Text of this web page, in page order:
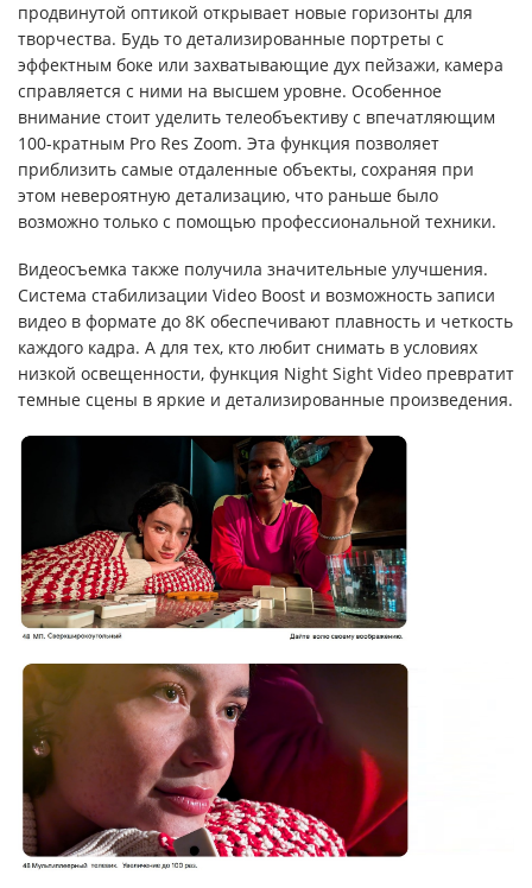
продвинутой оптикой открывает новые горизонты для
творчества. Будь то детализированные портреты с
эффектным боке или захватывающие дух пейзажи, камера
справляется с ними на высшем уровне. Особенное
внимание стоит уделить телеобъективу с впечатляющим
100-кратным Pro Res Zoom. Эта функция позволяет
приблизить самые отдаленные объекты, сохраняя при
этом невероятную детализацию, что раньше было
возможно только с помощью профессиональной техники.
Видеосъемка также получила значительные улучшения.
Система стабилизации Video Boost и возможность записи
видео в формате до 8K обеспечивают плавность и четкость
каждого кадра. А для тех, кто любит снимать в условиях
низкой освещенности, функция Night Sight Video превратит
темные сцены в яркие и детализированные произведения.